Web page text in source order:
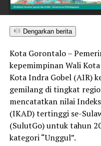
Selain pengukuhan nilai
turut ditopang oleh
bersama aparat penegak
secara menyeluruh,
skala kecil tetapi juga
yang melanggar aturan.
Dalam daftar
Denpasar menempati
aman masyarakat
Yogyakarta, Surakarta,
Dengarkan berita
Kota Gorontalo –
kepemimpinan Wali
Kota Indra Gobel (AIR)
gemilang di tingkat
mencatatkan nilai
(IKAD) tertinggi se-
(SulutGo) untuk tahun
kategori “Unggul”.